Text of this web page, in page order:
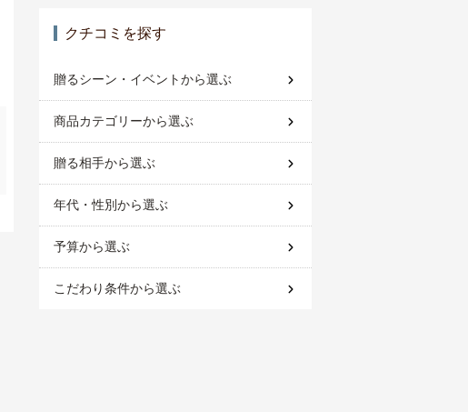
クチコミを探す
贈るシーン・イベントから選ぶ
商品カテゴリーから選ぶ
贈る相手から選ぶ
年代・性別から選ぶ
予算から選ぶ
こだわり条件から選ぶ